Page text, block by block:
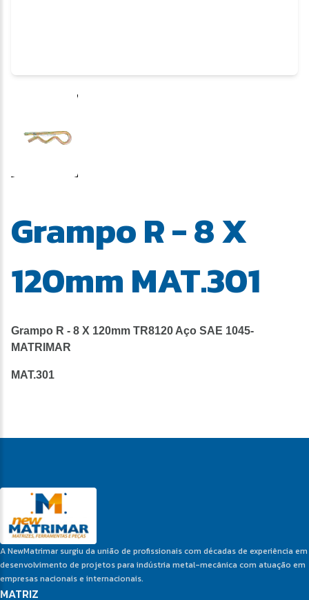
Grampo R - 8 X
120mm MAT.301
Grampo R - 8 X 120mm TR8120 Aço SAE 1045-
MATRIMAR
MAT.301
A NewMatrimar surgiu da união de profissionais com décadas de experiência em
desenvolvimento de projetos para indústria metal-mecânica com atuação em
empresas nacionais e internacionais.
MATRIZ